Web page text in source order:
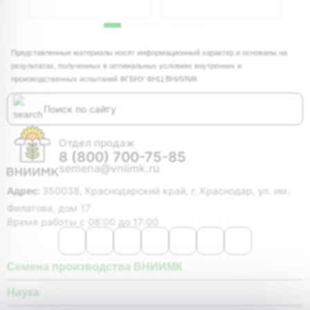
Представленные материалы носят информационный характер и основаны на
результатах, полученных в оптимальных условиях внутренних и
производственных испытаний ФГБНУ ФНЦ ВНИИМК
Отдел продаж
8 (800) 700-75-85
semena@vniimk.ru
Адрес: 350038, Краснодарский край, г. Краснодар, ул. им.
Филатова, дом 17
Время работы с 08:00 до 17:00
Семена производства ВНИИМК
Наука